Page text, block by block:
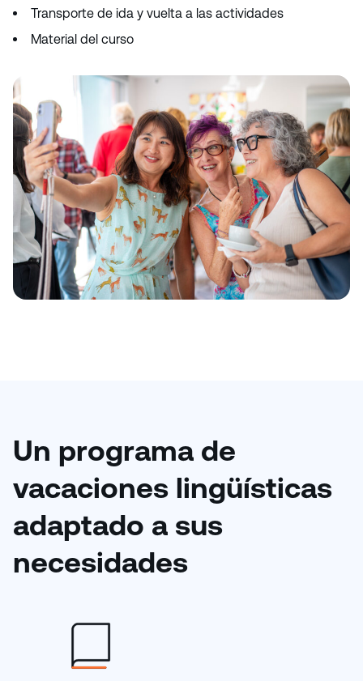
Transporte de ida y vuelta a las actividades
Material del curso
Un programa de
vacaciones lingüísticas
adaptado a sus
necesidades